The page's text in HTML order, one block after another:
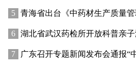
青海省出台《中药材生产质量
湖北省武汉药检所开放科普亲子
广东召开专题新闻发布会通报“